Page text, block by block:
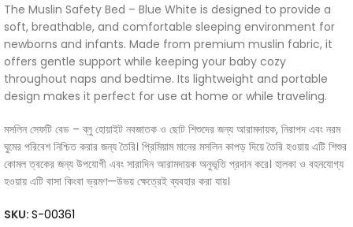
The Muslin Safety Bed – Blue White is designed to provide a
soft, breathable, and comfortable sleeping environment for
newborns and infants. Made from premium muslin fabric, it
offers gentle support while keeping your baby cozy
throughout naps and bedtime. Its lightweight and portable
design makes it perfect for use at home or while traveling.
মসলিন সেফটি বেড – ব্লু হোয়াইট নবজাতক ও ছোট শিশুদের জন্য আরামদায়ক, নিরাপদ এবং নরম
ঘুমের পরিবেশ নিশ্চিত করার জন্য তৈরি। প্রিমিয়াম মানের মসলিন কাপড় দিয়ে তৈরি হওয়ায় এটি শিশুর
কোমল ত্বকের জন্য উপযোগী এবং সারাদিন আরামদায়ক অনুভূতি প্রদান করে। হালকা ও বহনযোগ্য
হওয়ায় এটি বাসা কিংবা ভ্রমণ—উভয় ক্ষেত্রেই ব্যবহার করা যায়।
SKU: S-00361